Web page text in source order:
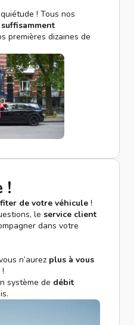
! Tous nos
suffisamment
premières dizaines de
!
de votre véhicule !
le service client
dans votre
n’aurez plus à vous
!
système de débit